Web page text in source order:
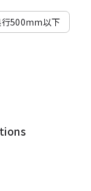
500mm以下